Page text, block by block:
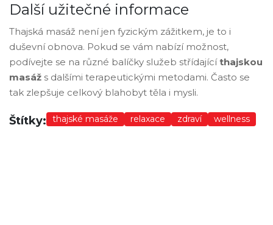
Další užitečné informace
Thajská masáž není jen fyzickým zážitkem, je to i
duševní obnova. Pokud se vám nabízí možnost,
podívejte se na různé balíčky služeb střídajícíthajskou
masáž s dalšími terapeutickými metodami. Často se
tak zlepšuje celkový blahobyt těla i mysli.
Štítky: thajské masáže relaxace zdraví wellness